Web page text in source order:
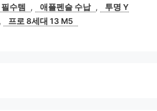
수템 , 애플펜슬 수납 ,
투명 Y
, 프로 8세대 13 M5